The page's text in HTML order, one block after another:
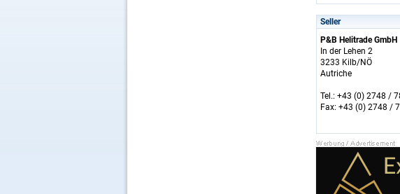
Seller
P&B Helitrade GmbH
In der Lehen 2
3233 Kilb/NÖ
Autriche
Tel.: +43 (0) 2748 /
Fax: +43 (0) 2748 /